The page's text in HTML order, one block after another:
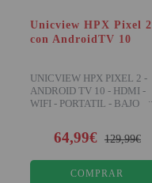
Unicview HPX Pixel 2
con AndroidTV 10
UNICVIEW HPX PIXEL 2 -
ANDROID TV 10 - HDMI -
WIFI - PORTATIL - BAJO
64,99€ 129,99€
COMPRAR